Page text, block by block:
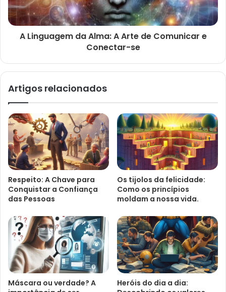
A Linguagem da Alma: A Arte de Comunicar e
Conectar-se
Artigos relacionados
Respeito: A Chave para
Conquistar a Confiança
das Pessoas
Os tijolos da felicidade:
Como os princípios
moldam a nossa vida.
Máscara ou verdade? A
Heróis do dia a dia: